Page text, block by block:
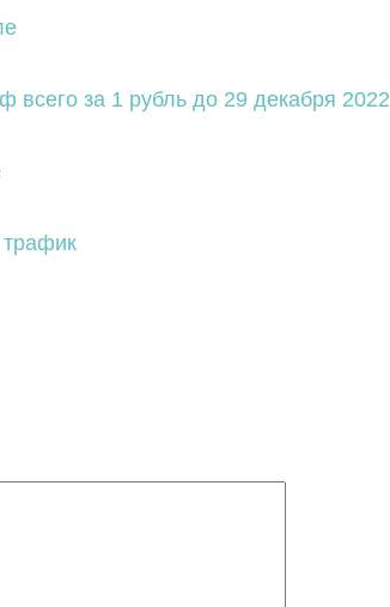
всего за 1 рубль до 29 декабря 2022